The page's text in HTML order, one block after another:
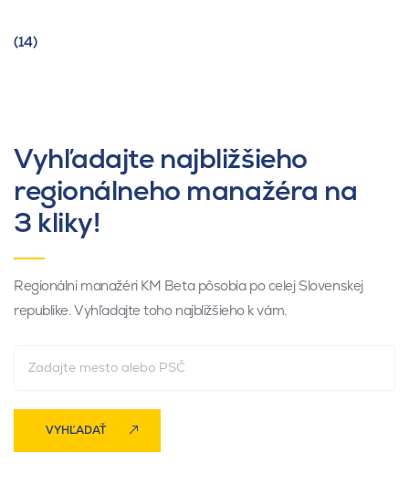
(14)
Vyhľadajte najbližšieho
regionálneho manažéra na
3 kliky!
Regionálni manažéri KM Beta pôsobia po celej Slovenskej
republike. Vyhľadajte toho najbližšieho k vám.
VYHĽADAŤ